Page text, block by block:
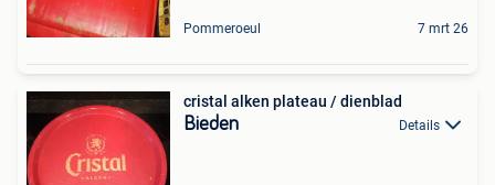
Pommeroeul 7 mrt 26
cristal alken plateau / dienblad
Bieden Details